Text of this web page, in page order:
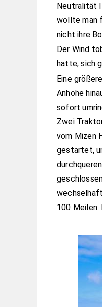
Neutralität
wollte man
nicht ihre
Der Wind
hatte, sich
Eine
Anhöhe
sofort
Zwei
vom Mizen
gestartet,
100 Meilen.